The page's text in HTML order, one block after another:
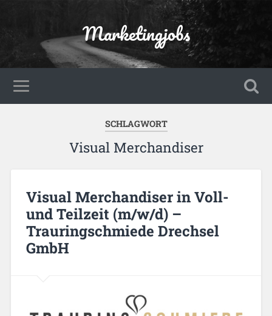
Marketingjobs
SCHLAGWORT
Visual Merchandiser
Visual Merchandiser in Voll-
und Teilzeit (m/w/d) –
Trauringschmiede Drechsel
GmbH